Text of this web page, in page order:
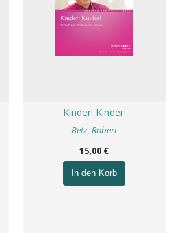
Kinder! Kinder!
Betz, Robert
15,00 €
In den Korb